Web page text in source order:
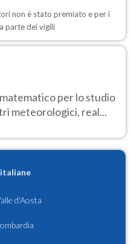
non è stato premiato e per i
parte dei vigili
per lo studio
meteorologici, real...
d'Aosta